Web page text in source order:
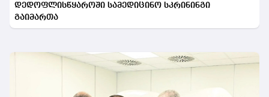
დედოფლისწყაროში სამედიცინო სკრინინგი
გაიმართა